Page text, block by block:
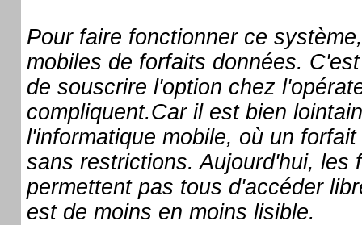
Pour faire fonctionner ce
mobiles de forfaits données.
de souscrire l'option chez
compliquent.Car il est bien
l'informatique mobile, où un
sans restrictions. Aujourd'hui, les
permettent pas tous d'accéder
est de moins en moins lisible.